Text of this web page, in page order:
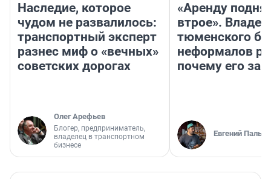
Наследие, которое
чудом не развалилось:
транспортный эксперт
разнес миф о «вечных»
советских дорогах
Олег Арефьев
Блогер, предприниматель,
владелец в транспортном
бизнесе
«Аренду
втрое».
тюменского
неформалов
почему его
Евгений